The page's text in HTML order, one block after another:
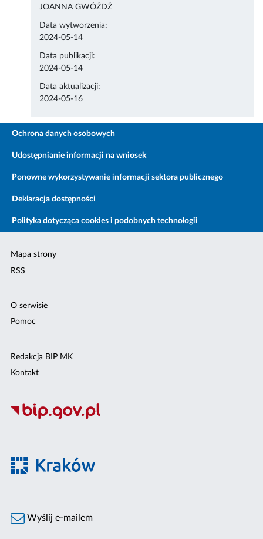
JOANNA GWÓŹDŹ
Data wytworzenia:
2024-05-14
Data publikacji:
2024-05-14
Data aktualizacji:
2024-05-16
Ochrona danych osobowych
Udostępnianie informacji na wniosek
Ponowne wykorzystywanie informacji sektora publicznego
Deklaracja dostępności
Polityka dotycząca cookies i podobnych technologii
Mapa strony
RSS
O serwisie
Pomoc
Redakcja BIP MK
Kontakt
Wyślij e-mailem